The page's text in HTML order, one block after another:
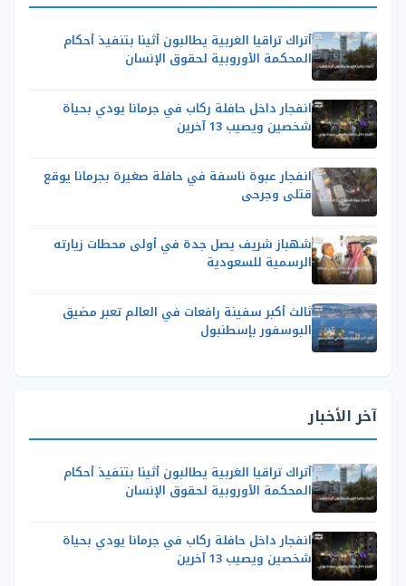
أتراك تراقيا الغربية يطالبون أثينا بتنفيذ أحكام
المحكمة الأوروبية لحقوق الإنسان
انفجار داخل حافلة ركاب في جرمانا يودي بحياة
شخصين ويصيب 13 آخرين
انفجار عبوة ناسفة في حافلة صغيرة بجرمانا يوقع
قتلى وجرحى
شهباز شريف يصل جدة في أولى محطات زيارته
الرسمية للسعودية
ثالث أكبر سفينة رافعات في العالم تعبر مضيق
البوسفور بإسطنبول
آخر الأخبار
أتراك تراقيا الغربية يطالبون أثينا بتنفيذ أحكام
المحكمة الأوروبية لحقوق الإنسان
انفجار داخل حافلة ركاب في جرمانا يودي بحياة
شخصين ويصيب 13 آخرين